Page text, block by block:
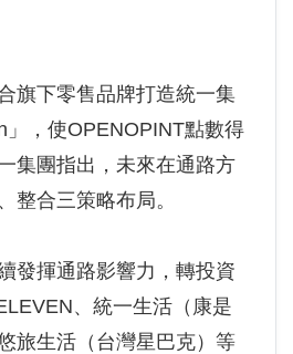
旗下零售品牌打造統一集
」，使OPENOPINT點數得
集團指出，未來在通路方
整合三策略布局。
發揮通路影響力，轉投資
、統一生活（康是
旅生活（台灣星巴克）等